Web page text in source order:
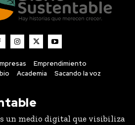
Emprendimiento
Academia Sacando la voz
un medio digital que visibiliza